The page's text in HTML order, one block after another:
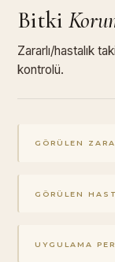
Bitki
Zararlı/hastalık
kontrolü.
GÖRÜLEN
GÖRÜLEN
UYGULAMA